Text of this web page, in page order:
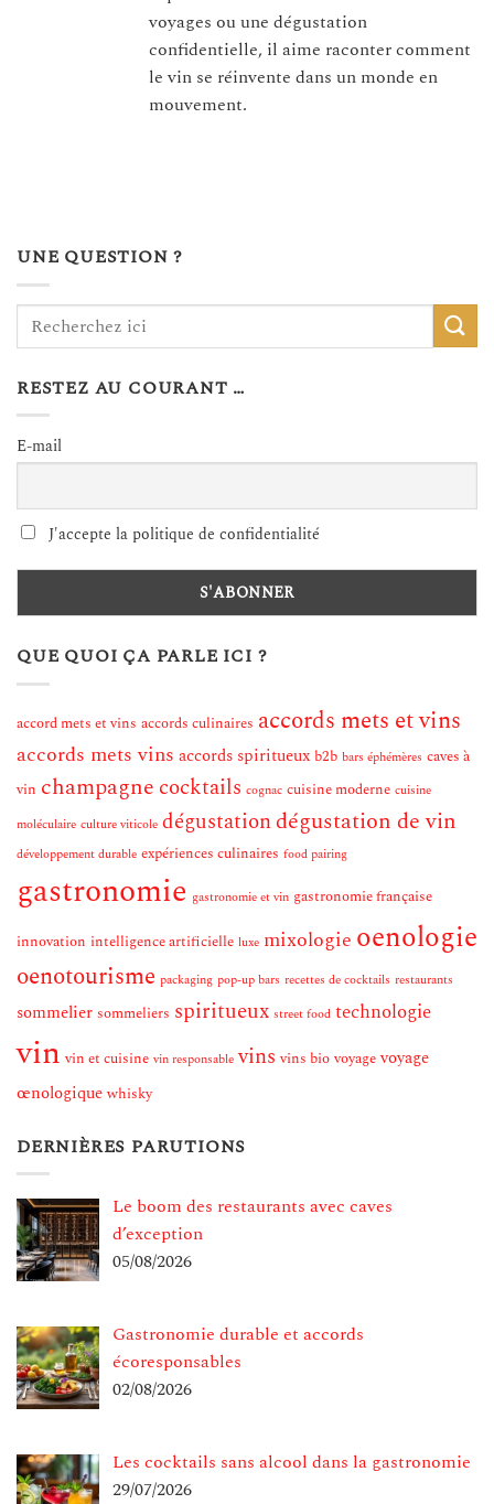
voyages ou une dégustation
confidentielle, il aime raconter comment
le vin se réinvente dans un monde en
mouvement.
UNE QUESTION ?
RESTEZ AU COURANT …
E-mail
J'accepte la politique de confidentialité
QUE QUOI ÇA PARLE ICI ?
accord mets et vins accords culinaires accords mets et vins
accords mets vins accords spiritueux b2b bars éphémères caves à
vin champagne cocktails cognac cuisine moderne cuisine
moléculaire culture viticole dégustationdégustation de vin
développement durable expériences culinaires food pairing
gastronomie gastronomie et vin gastronomie française
innovation intelligence artificielle luxe mixologie oenologie
oenotourisme packaging pop-up bars recettes de cocktails restaurants
sommelier sommeliers spiritueux street food technologie
vin vin et cuisine vin responsable vins vins bio voyage voyage
œnologique whisky
DERNIÈRES PARUTIONS
Le boom des restaurants avec caves
d’exception
05/08/2026
Gastronomie durable et accords
écoresponsables
02/08/2026
Les cocktails sans alcool dans la gastronomie
29/07/2026